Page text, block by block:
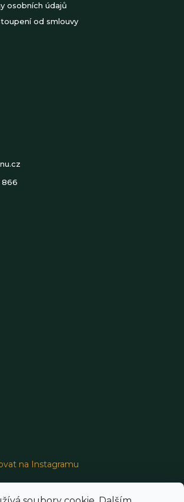
osobních údajů
od smlouvy
866
na Instagramu